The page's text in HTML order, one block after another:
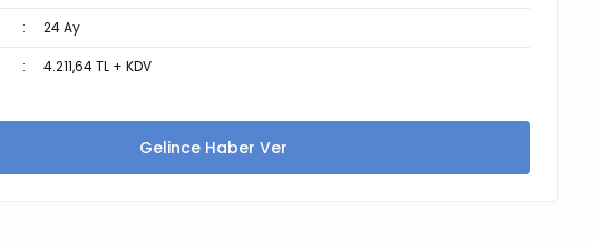
24 Ay
4.211,64 TL + KDV
Gelince Haber Ver